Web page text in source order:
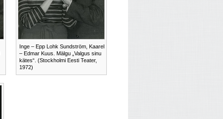
Inge – Epp Lohk Sundström, Kaarel
– Edmar Kuus. Mälgu „Valgus sinu
kätes“. (Stockholmi Eesti Teater,
1972)